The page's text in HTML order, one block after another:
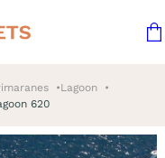
Lagoon
620